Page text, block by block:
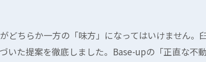
どちらか一方の「味方」になってはいけません。
いた提案を徹底しました。Base-upの「正直な不